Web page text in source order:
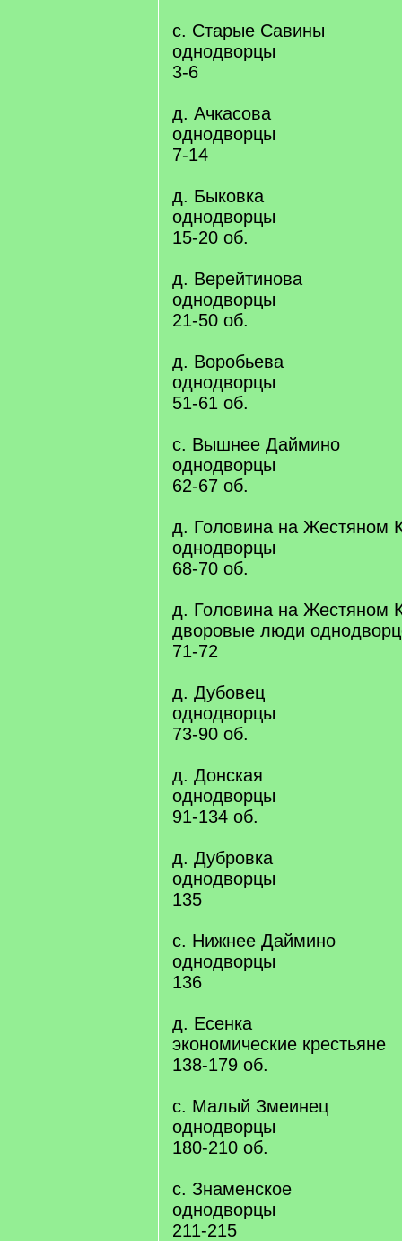
с. Старые Савины
однодворцы
3-6
д. Ачкасова
однодворцы
7-14
д. Быковка
однодворцы
15-20 об.
д. Верейтинова
однодворцы
21-50 об.
д. Воробьева
однодворцы
51-61 об.
с. Вышнее Даймино
однодворцы
62-67 об.
д. Головина на Жестяном
однодворцы
68-70 об.
д. Головина на Жестяном
дворовые люди
71-72
д. Дубовец
однодворцы
73-90 об.
д. Донская
однодворцы
91-134 об.
д. Дубровка
однодворцы
135
с. Нижнее Даймино
однодворцы
136
д. Есенка
экономические крестьяне
138-179 об.
с. Малый Змеинец
однодворцы
180-210 об.
с. Знаменское
однодворцы
211-215